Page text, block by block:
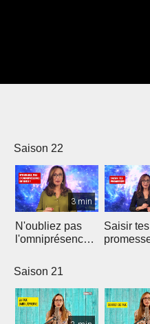
Saison 22
3 min
N'oubliez pas
l'omniprésence
Saisir tes
Saison 21